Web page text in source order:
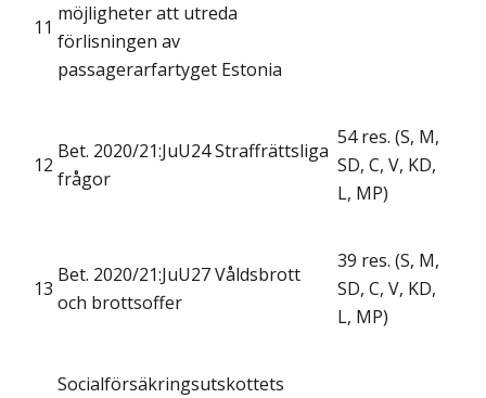
11
möjligheter att utreda
förlisningen av
passagerarfartyget Estonia
12
Bet. 2020/21:JuU24 Straffrättsliga
frågor
54 res. (S, M,
SD, C, V, KD,
L, MP)
13
Bet. 2020/21:JuU27 Våldsbrott
och brottsoffer
39 res. (S, M,
SD, C, V, KD,
L, MP)
Socialförsäkringsutskottets